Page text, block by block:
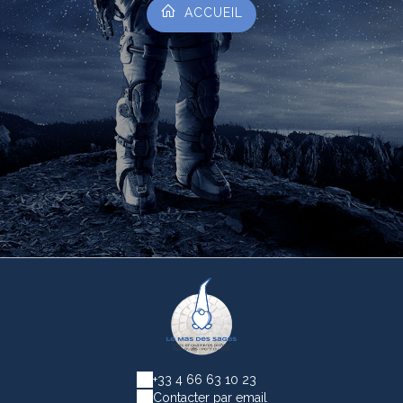
ACCUEIL
+33 4 66 63 10 23
Contacter par email